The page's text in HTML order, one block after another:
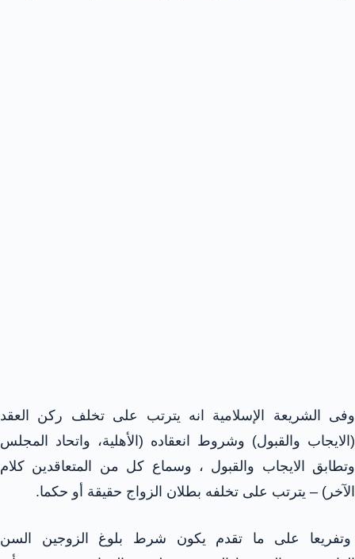
وفى الشريعة الإسلامية انه يترتب على تخلف ركن العقد
(الايجاب والقبول) وشروط انعقاده (الأهلية، واتحاد المجلس
وتطابق الايجاب والقبول ، وسماع كل من المتعاقدين كلام
الآخر) – يترتب على تخلفه بطلان الزواج حقيقة أو حكما.
وتفريعا على ما تقدم يكون شرط بلوغ الزوجين السن